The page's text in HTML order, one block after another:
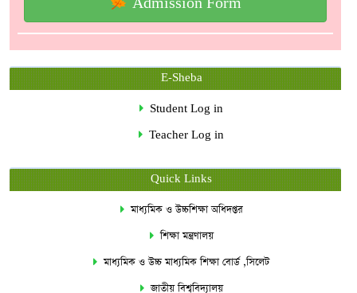
Admission Form
E-Sheba
Student Log in
Teacher Log in
Quick Links
মাধ্যমিক ও উচ্চশিক্ষা অধিদপ্তর
শিক্ষা মন্ত্রণালয়
মাধ্যমিক ও উচ্চ মাধ্যমিক শিক্ষা বোর্ড ,সিলেট
জাতীয় বিশ্ববিদ্যালয়